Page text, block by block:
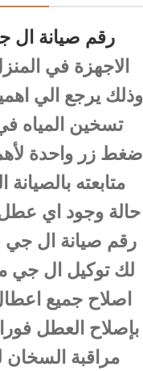
رقم صيانة ال
الاجهزة في
وذلك يرجع الي
تسخين المياه
ضغط زر واحدة
متابعته
حالة وجود اي
لك توكيل ال
اصلاح جميع
بإصلاح العطل
مراقبة